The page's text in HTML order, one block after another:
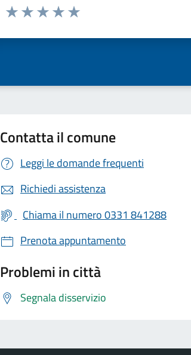
Valuta da 1 a 5 stelle la pagina
Contatta il comune
Leggi le domande frequenti
Richiedi assistenza
Chiama il numero 0331 841288
Prenota appuntamento
Problemi in città
Segnala disservizio